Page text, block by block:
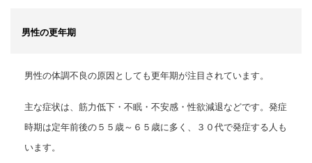
男性の更年期
男性の体調不良の原因としても更年期が注目されています。
主な症状は、筋力低下・不眠・不安感・性欲減退などです。 発症
時期は定年前後の５５歳～６５歳に多く、３０代で発症する人も
います。